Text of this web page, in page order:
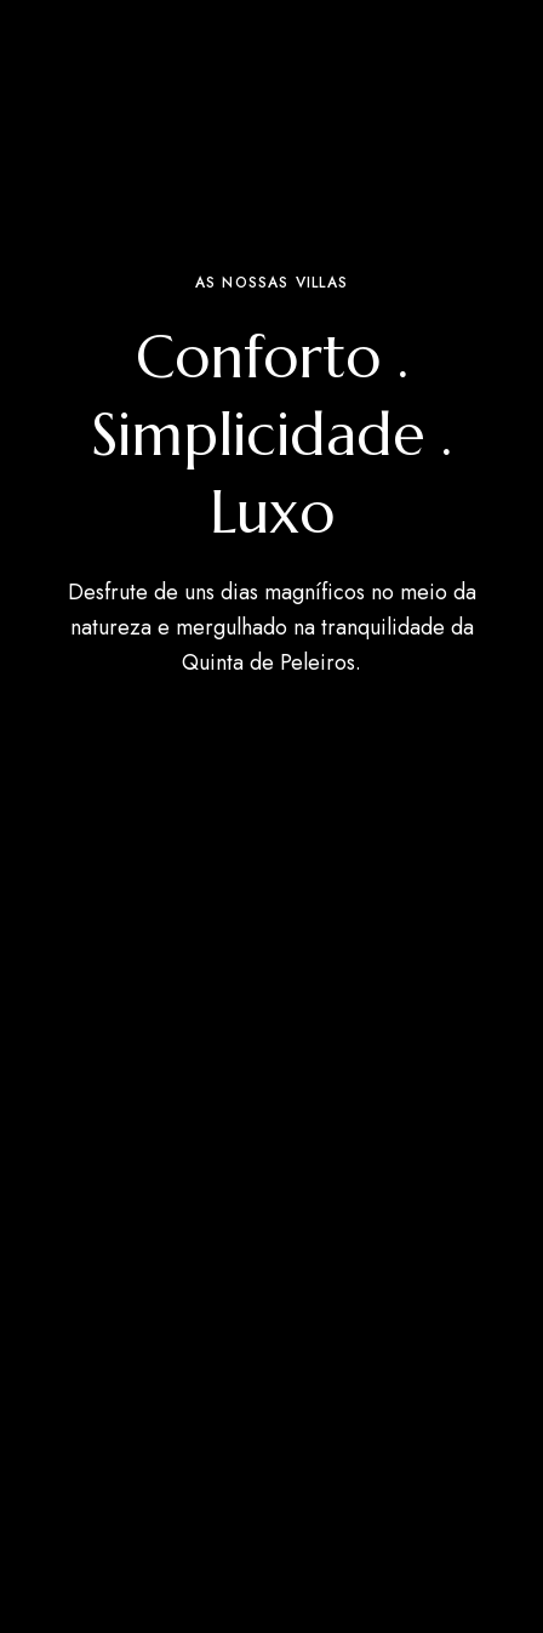
AS NOSSAS VILLAS
Conforto .
Simplicidade .
Luxo
Desfrute de uns dias magníficos no meio da
natureza e mergulhado na tranquilidade da
Quinta de Peleiros.